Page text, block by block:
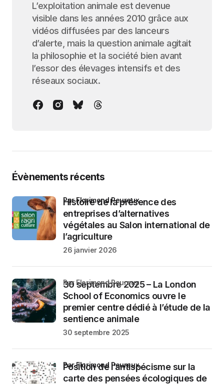
L’exploitation animale est devenue
visible dans les années 2010 grâce aux
vidéos diffusées par des lanceurs
d’alerte, mais la question animale agitait
la philosophie et la société bien avant
l’essor des élevages intensifs et des
réseaux sociaux.
Évènements récents
Histoire de la présence des
entreprises d’alternatives
végétales au Salon international de
l’agriculture
par Florimond Peureux
26 janvier 2026
30 septembre 2025 – La London
School of Economics ouvre le
premier centre dédié à l’étude de la
sentience animale
par Florimond Peureux
30 septembre 2025
Position de l’antispécisme sur la
carte des pensées écologiques de
par Florimond Peureux